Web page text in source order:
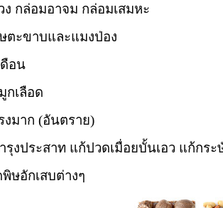
ง กล่อมอาจม กล่อมเสมหะ
ตะขาบและแมงป่อง
ดือน
กเลือด
งมาก (อันตราย)
รุงประสาท แก้ปวดเมื่อยบั้นเอว แก้กร
ษอักเสบต่างๆ